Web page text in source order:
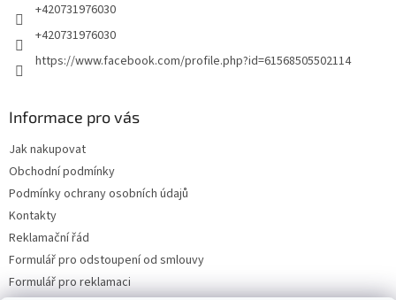
+420731976030
+420731976030
https://www.facebook.com/profile.php?id=61568505502114
Informace pro vás
Jak nakupovat
Obchodní podmínky
Podmínky ochrany osobních údajů
Kontakty
Reklamační řád
Formulář pro odstoupení od smlouvy
Formulář pro reklamaci